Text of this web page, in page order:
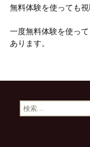
無料体験を使っても視
一度無料体験を使っ
あります。
検
索: